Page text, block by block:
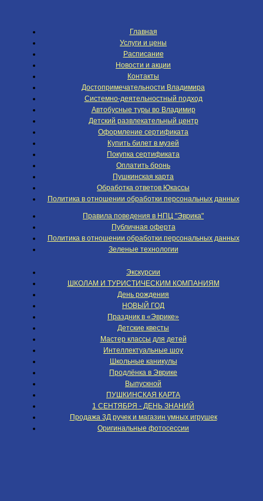
Главная
Услуги и цены
Расписание
Новости и акции
Контакты
Достопримечательности Владимира
Системно-деятельностный подход
Автобусные туры во Владимир
Детский развлекательный центр
Оформление сертификата
Купить билет в музей
Покупка сертификата
Оплатить бронь
Пушкинская карта
Обработка ответов Юкассы
Политика в отношении обработки персональных данных
Правила поведения в НПЦ "Эврика"
Публичная оферта
Политика в отношении обработки персональных данных
Зеленые технологии
Экскурсии
ШКОЛАМ И ТУРИСТИЧЕСКИМ КОМПАНИЯМ
День рождения
НОВЫЙ ГОД
Праздник в «Эврике»
Детские квесты
Мастер классы для детей
Интеллектуальные шоу
Школьные каникулы
Продлёнка в Эврике
Выпускной
ПУШКИНСКАЯ КАРТА
1 СЕНТЯБРЯ - ДЕНЬ ЗНАНИЙ
Продажа 3Д ручек и магазин умных игрушек
Оригинальные фотосессии